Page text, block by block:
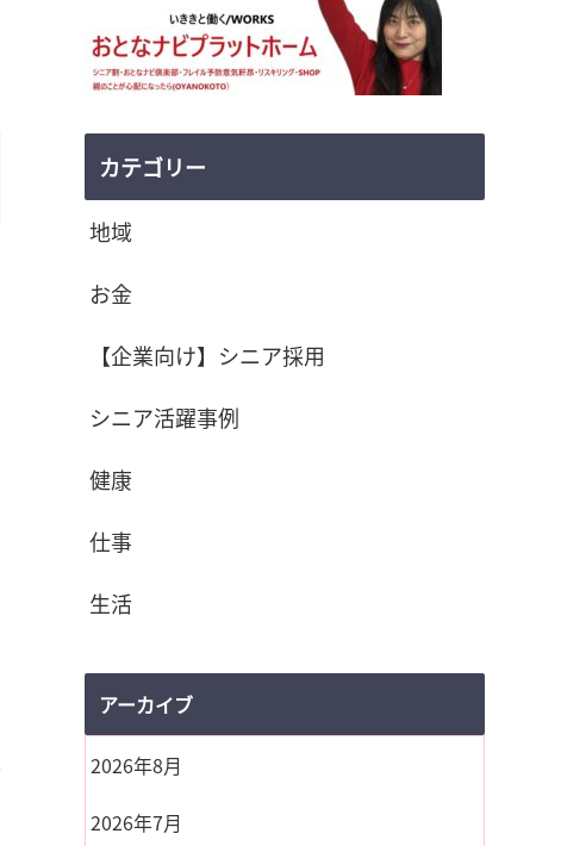
カテゴリー
地域
お金
【企業向け】シニア採用
シニア活躍事例
健康
仕事
生活
アーカイブ
2026年8月
2026年7月